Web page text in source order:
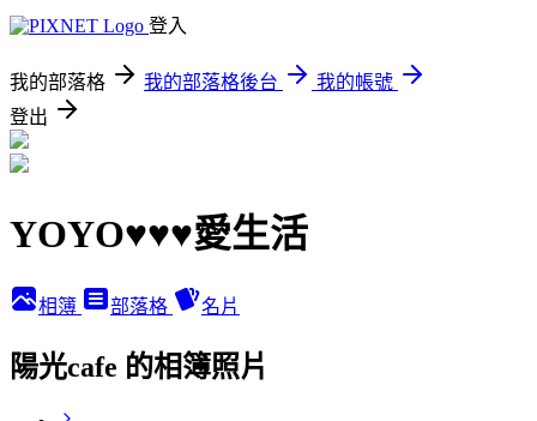
登入
我的部落格 我的部落格後台
我的帳號
登出
YOYO♥♥♥愛生活
相簿 部落格 名片
陽光cafe 的相簿照片